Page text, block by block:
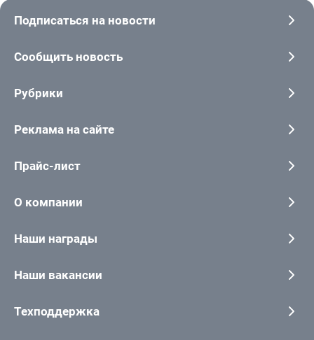
Подписаться на новости
Сообщить новость
Рубрики
Реклама на сайте
Прайс-лист
О компании
Наши награды
Наши вакансии
Техподдержка